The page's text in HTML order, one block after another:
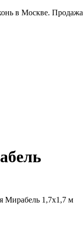
в Москве. Продажа
Мирабель 1,7х1,7 м